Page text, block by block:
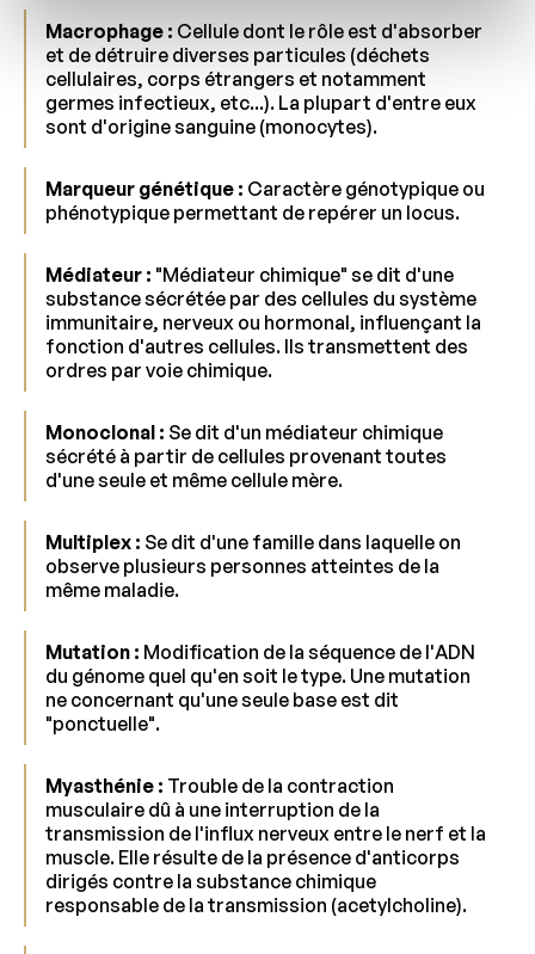
Macrophage : Cellule dont le rôle est d'absorber
et de détruire diverses particules (déchets
cellulaires, corps étrangers et notamment
germes infectieux, etc...). La plupart d'entre eux
sont d'origine sanguine (monocytes).
Marqueur génétique : Caractère génotypique ou
phénotypique permettant de repérer un locus.
Médiateur : "Médiateur chimique" se dit d'une
substance sécrétée par des cellules du système
immunitaire, nerveux ou hormonal, influençant la
fonction d'autres cellules. Ils transmettent des
ordres par voie chimique.
Monoclonal : Se dit d'un médiateur chimique
sécrété à partir de cellules provenant toutes
d'une seule et même cellule mère.
Multiplex : Se dit d'une famille dans laquelle on
observe plusieurs personnes atteintes de la
même maladie.
Mutation : Modification de la séquence de l'ADN
du génome quel qu'en soit le type. Une mutation
ne concernant qu'une seule base est dit
"ponctuelle".
Myasthénie : Trouble de la contraction
musculaire dû à une interruption de la
transmission de l'influx nerveux entre le nerf et la
muscle. Elle résulte de la présence d'anticorps
dirigés contre la substance chimique
responsable de la transmission (acetylcholine).